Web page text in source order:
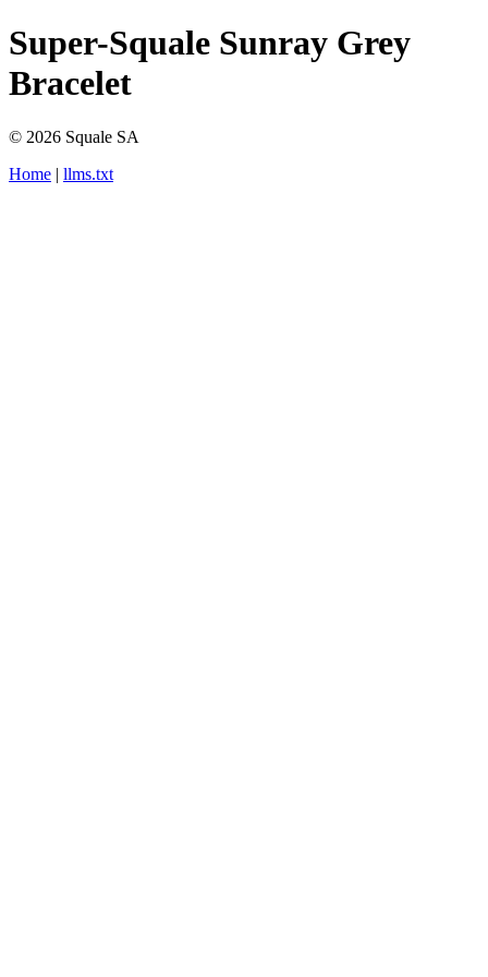
Super-Squale Sunray Grey
Bracelet
© 2026 Squale SA
Home | llms.txt